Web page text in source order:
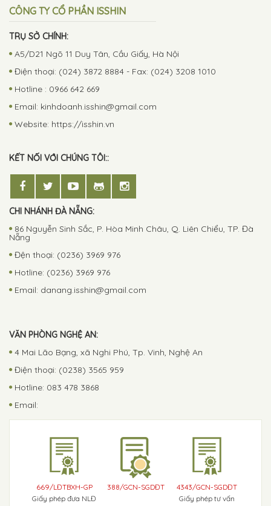
CÔNG TY CỔ PHẦN ISSHIN
TRỤ SỞ CHÍNH:
A5/D21 Ngõ 11 Duy Tân, Cầu Giấy, Hà Nội
Điện thoại: (024) 3872 8884 - Fax: (024) 3208 1010
Hotline : 0966 642 669
Email: kinhdoanh.isshin@gmail.com
Website: https://isshin.vn
KẾT NỐI VỚI CHÚNG TÔI::
CHI NHÁNH ĐÀ NẴNG:
86 Nguyễn Sinh Sắc, P. Hòa Minh Châu, Q. Liên Chiểu, TP. Đà
Nẵng
Đện thoại: (0236) 3969 976
Hotline: (0236) 3969 976
Email: danang.isshin@gmail.com
VĂN PHÒNG NGHỆ AN:
4 Mai Lão Bạng, xã Nghi Phú, Tp. Vinh, Nghệ An
Điện thoại: (0238) 3565 959
Hotline: 083 478 3868
Email:
669/LĐTBXH-GP
Giấy phép đưa NLĐ
388/GCN-SGDĐT
4343/GCN-SGDĐT
Giấy phép tư vấn